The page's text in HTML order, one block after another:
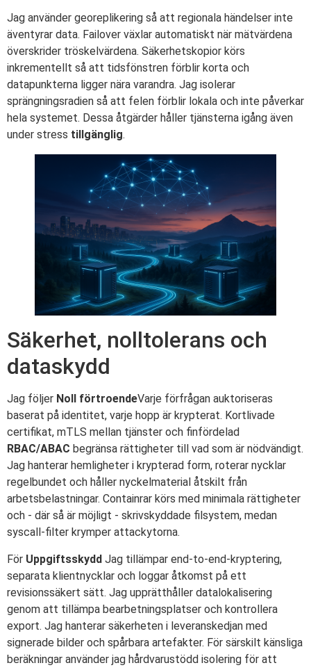
Jag använder georeplikering så att regionala händelser inte
äventyrar data. Failover växlar automatiskt när mätvärdena
överskrider tröskelvärdena. Säkerhetskopior körs
inkrementellt så att tidsfönstren förblir korta och
datapunkterna ligger nära varandra. Jag isolerar
sprängningsradien så att felen förblir lokala och inte påverkar
hela systemet. Dessa åtgärder håller tjänsterna igång även
under stress tillgänglig.
Säkerhet, nolltolerans och
dataskydd
Jag följer Noll förtroendeVarje förfrågan auktoriseras
baserat på identitet, varje hopp är krypterat. Kortlivade
certifikat, mTLS mellan tjänster och finfördelad
RBAC/ABAC begränsa rättigheter till vad som är nödvändigt.
Jag hanterar hemligheter i krypterad form, roterar nycklar
regelbundet och håller nyckelmaterial åtskilt från
arbetsbelastningar. Containrar körs med minimala rättigheter
och - där så är möjligt - skrivskyddade filsystem, medan
syscall-filter krymper attackytorna.
För Uppgiftsskydd Jag tillämpar end-to-end-kryptering,
separata klientnycklar och loggar åtkomst på ett
revisionssäkert sätt. Jag upprätthåller datalokalisering
genom att tillämpa bearbetningsplatser och kontrollera
export. Jag hanterar säkerheten i leveranskedjan med
signerade bilder och spårbara artefakter. För särskilt känsliga
beräkningar använder jag hårdvarustödd isolering för att